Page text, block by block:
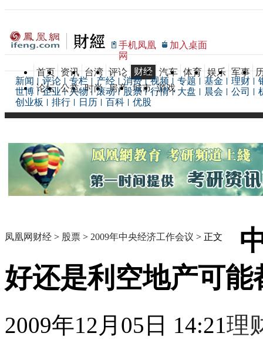
手机凤凰
网
加入桌面
首页 资讯 台湾 评论 财经 汽车 体育 娱乐 军事
论坛 公益 时尚 房产 城市 游戏
新闻 评论 专栏 产经 消费 视频 专题 基金 理财
世博
企业 人物 滚动 股票 行情 大盘 晨会 公司
创业板
排行 日历 百科 优股
凤凰网财经 > 股票 > 2009年中央经济工作会议 > 正文
好还是利空地产可能
2009年12月05日 14:21理